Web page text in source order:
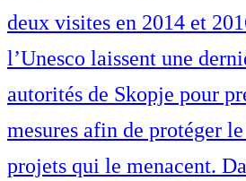
deux visites en 2014 et
l’Unesco laissent une
autorités de Skopje pour
mesures afin de protéger
projets qui le menacent.